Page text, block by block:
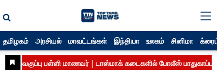
தமிழகம் அரசியல் மாவட்டங்கள் இந்தியா உலகம் சினிமா